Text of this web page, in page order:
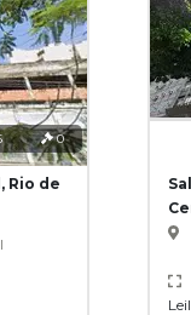
0
Rio de